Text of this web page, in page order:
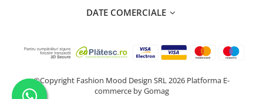
DATE COMERCIALE
©Copyright Fashion Mood Design SRL 2026 Platforma E-
commerce by Gomag